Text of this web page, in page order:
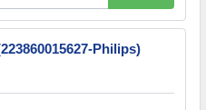
Philips)